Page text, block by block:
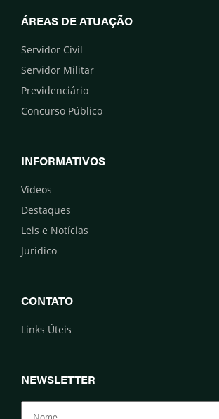
ÁREAS DE ATUAÇÃO
Servidor Civil
Servidor Militar
Previdenciário
Concurso Público
INFORMATIVOS
Vídeos
Destaques
Leis e Notícias
Jurídico
CONTATO
Links Úteis
NEWSLETTER